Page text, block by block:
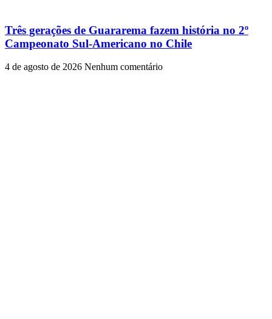
Três gerações de Guararema fazem história no 2º
Campeonato Sul-Americano no Chile
4 de agosto de 2026 Nenhum comentário